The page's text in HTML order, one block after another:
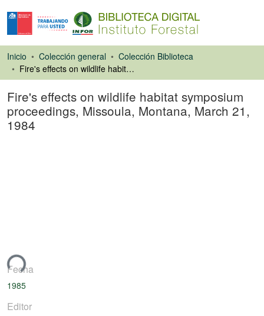
Inicio Colección general
Colección Biblioteca
Fire's effects on wildlife habitat symposium proceedings, Missoula, Montana, March 21, 1984
Fire's effects on wildlife habitat symposium
proceedings, Missoula, Montana, March 21,
1984
Fecha
1985
Editor